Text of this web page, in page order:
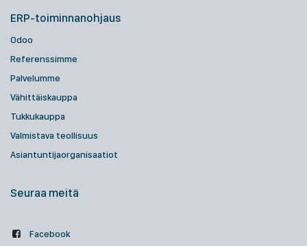
ERP-toiminnanohjaus
Odoo
Referenssimme
Palvelumme
Vähittäiskauppa
Tukkukauppa
Valmistava teollisuus
Asiantuntijaorganisaatiot
Seuraa meitä
Facebook